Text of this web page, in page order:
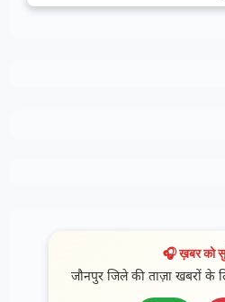
🎧 ख़बर को
जौनपुर जिले की ताज़ा खबरों के